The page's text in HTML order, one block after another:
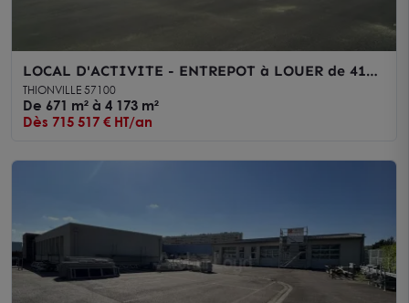
LOCAL D'ACTIVITE - ENTREPOT à LOUER de 4173
m²
THIONVILLE 57100
De 671 m² à 4 173 m²
Dès 715 517 € HT/an